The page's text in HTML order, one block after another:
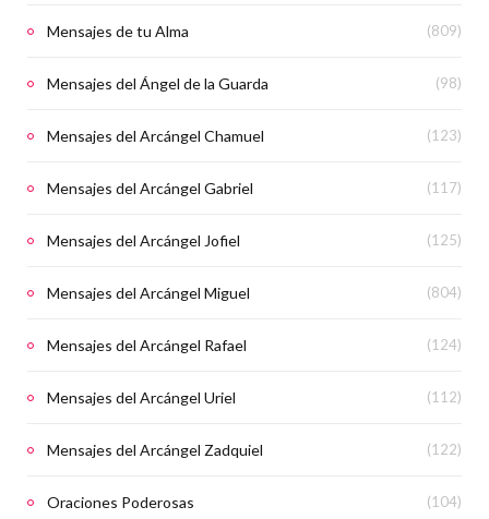
Mensajes de tu Alma (809)
Mensajes del Ángel de la Guarda (98)
Mensajes del Arcángel Chamuel (123)
Mensajes del Arcángel Gabriel (117)
Mensajes del Arcángel Jofiel (125)
Mensajes del Arcángel Miguel (804)
Mensajes del Arcángel Rafael (124)
Mensajes del Arcángel Uriel (112)
Mensajes del Arcángel Zadquiel (122)
Oraciones Poderosas (104)